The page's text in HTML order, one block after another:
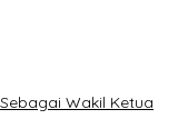
Wakil Ketua